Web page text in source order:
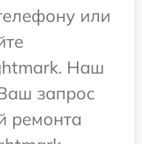
или
Наш
запрос
ремонта